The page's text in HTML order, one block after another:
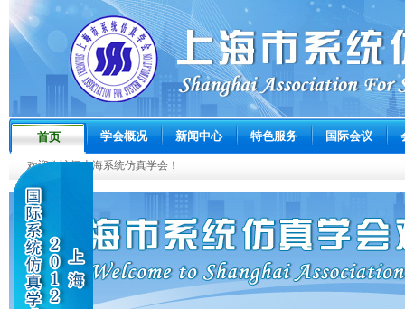
首页
欢迎您访问上海系统仿真学会！
学会概况 新闻中心 特色服务 国际会议